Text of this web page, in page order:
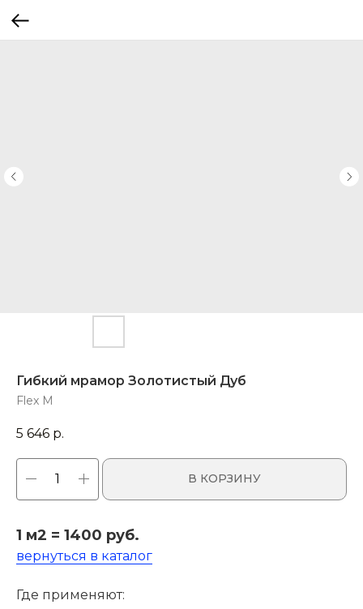
Гибкий мрамор Золотистый Дуб
Flex M
5 646 р.
В КОРЗИНУ
1 м2 = 1400 руб.
вернуться в каталог
Где применяют: